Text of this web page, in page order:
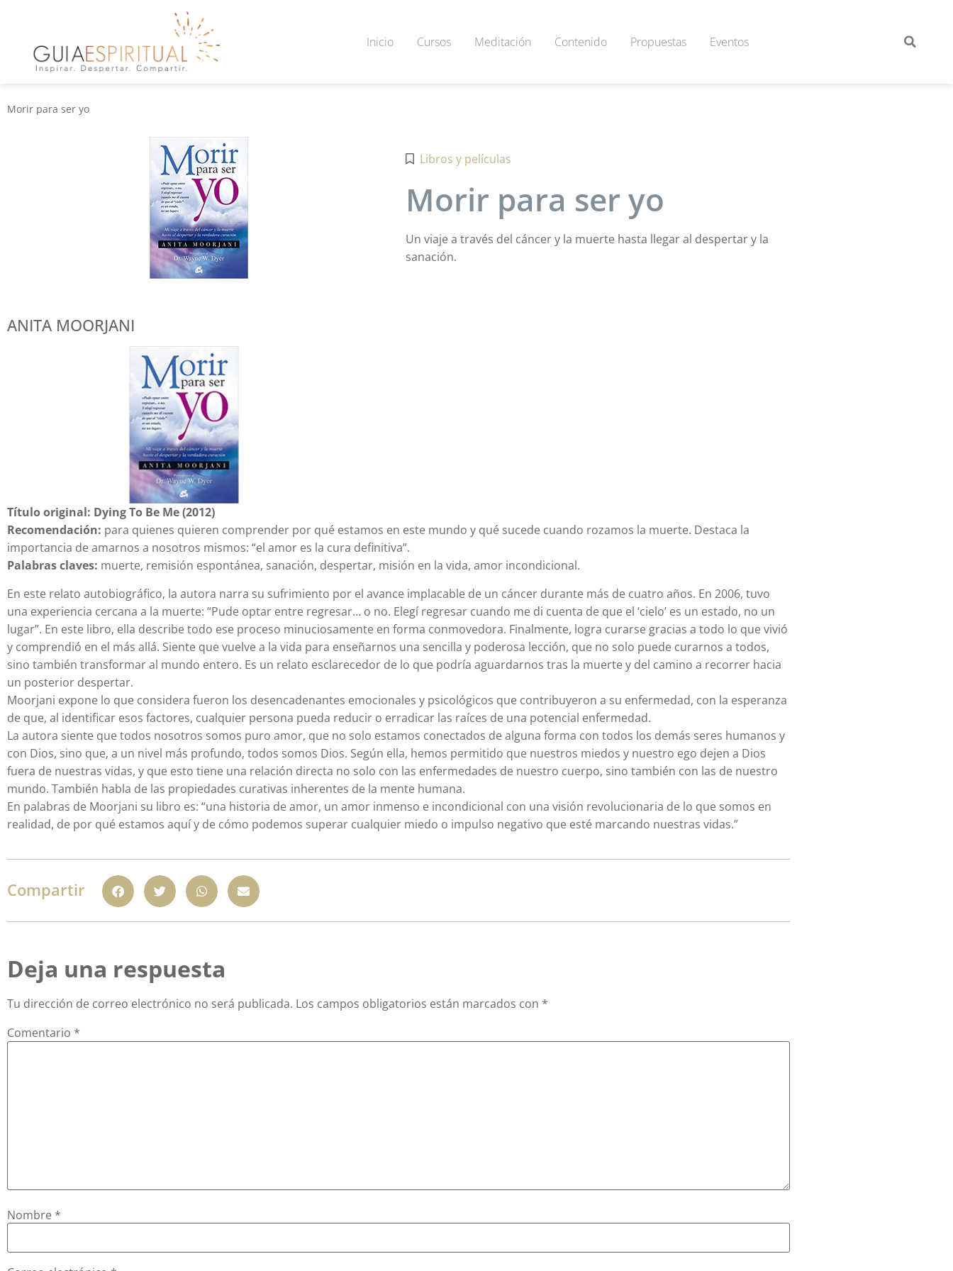
Inicio Cursos Meditación Contenido Propuestas Eventos
Morir para ser yo
Libros y películas
Morir para ser yo
Un viaje a través del cáncer y la muerte hasta llegar al despertar y la
sanación.
ANITA MOORJANI
Título original: Dying To Be Me (2012)
Recomendación: para quienes quieren comprender por qué estamos en este mundo y qué sucede cuando rozamos la muerte. Destaca la
importancia de amarnos a nosotros mismos: “el amor es la cura definitiva”.
Palabras claves: muerte, remisión espontánea, sanación, despertar, misión en la vida, amor incondicional.
En este relato autobiográfico, la autora narra su sufrimiento por el avance implacable de un cáncer durante más de cuatro años. En 2006, tuvo
una experiencia cercana a la muerte: “Pude optar entre regresar… o no. Elegí regresar cuando me di cuenta de que el ‘cielo’ es un estado, no un
lugar”. En este libro, ella describe todo ese proceso minuciosamente en forma conmovedora. Finalmente, logra curarse gracias a todo lo que vivió
y comprendió en el más allá. Siente que vuelve a la vida para enseñarnos una sencilla y poderosa lección, que no solo puede curarnos a todos,
sino también transformar al mundo entero. Es un relato esclarecedor de lo que podría aguardarnos tras la muerte y del camino a recorrer hacia
un posterior despertar.
Moorjani expone lo que considera fueron los desencadenantes emocionales y psicológicos que contribuyeron a su enfermedad, con la esperanza
de que, al identificar esos factores, cualquier persona pueda reducir o erradicar las raíces de una potencial enfermedad.
La autora siente que todos nosotros somos puro amor, que no solo estamos conectados de alguna forma con todos los demás seres humanos y
con Dios, sino que, a un nivel más profundo, todos somos Dios. Según ella, hemos permitido que nuestros miedos y nuestro ego dejen a Dios
fuera de nuestras vidas, y que esto tiene una relación directa no solo con las enfermedades de nuestro cuerpo, sino también con las de nuestro
mundo. También habla de las propiedades curativas inherentes de la mente humana.
En palabras de Moorjani su libro es: “una historia de amor, un amor inmenso e incondicional con una visión revolucionaria de lo que somos en
realidad, de por qué estamos aquí y de cómo podemos superar cualquier miedo o impulso negativo que esté marcando nuestras vidas.”
Compartir
Deja una respuesta
Tu dirección de correo electrónico no será publicada. Los campos obligatorios están marcados con *
Comentario *
Nombre *